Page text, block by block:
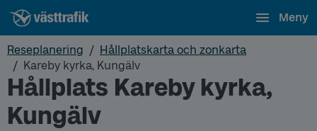
Meny
Reseplanering
Hållplatskarta och zonkarta
Kareby kyrka, Kungälv
Hållplats Kareby kyrka,
Kungälv